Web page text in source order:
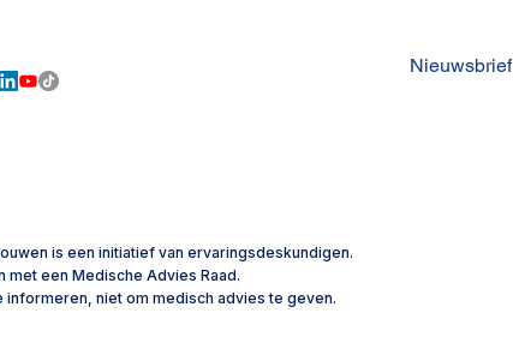
Nieuwsbrief
is een initiatief van ervaringsdeskundigen.
met een Medische Advies Raad.
niet om medisch advies te geven.